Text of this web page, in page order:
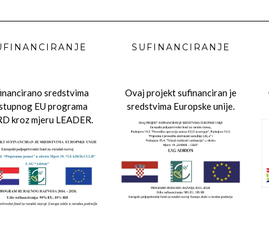
sredstvima
EU programa
kroz mjeru LEADER.
SUFINANCIRANJE
Ovaj projekt sufinanciran je
sredstvima Europske unije.